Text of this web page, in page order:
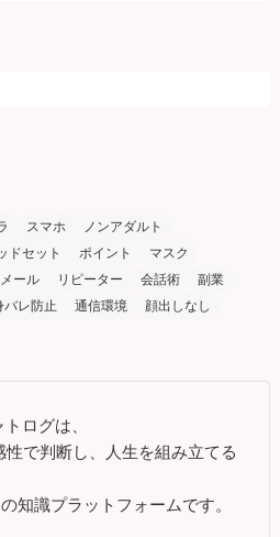
スマホ
ノンアダルト
ドセット ポイント
マスク
メール リピーター 会話術
副業
バレ防止 通信環境
顔出しなし
ログは、
性で判断し、人生を組み立てる
知識プラットフォームです。